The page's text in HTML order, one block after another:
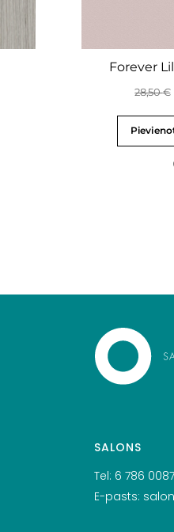
Forever
28,50€
SALONS
Tel: 6 786 0087
E-pasts: